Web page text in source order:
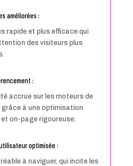
améliorées :
rapide et plus efficace qui
des visiteurs plus
:
accrue sur les moteurs de
grâce à une optimisation
on-page rigoureuse.
optimisée :
à naviguer, qui incite les